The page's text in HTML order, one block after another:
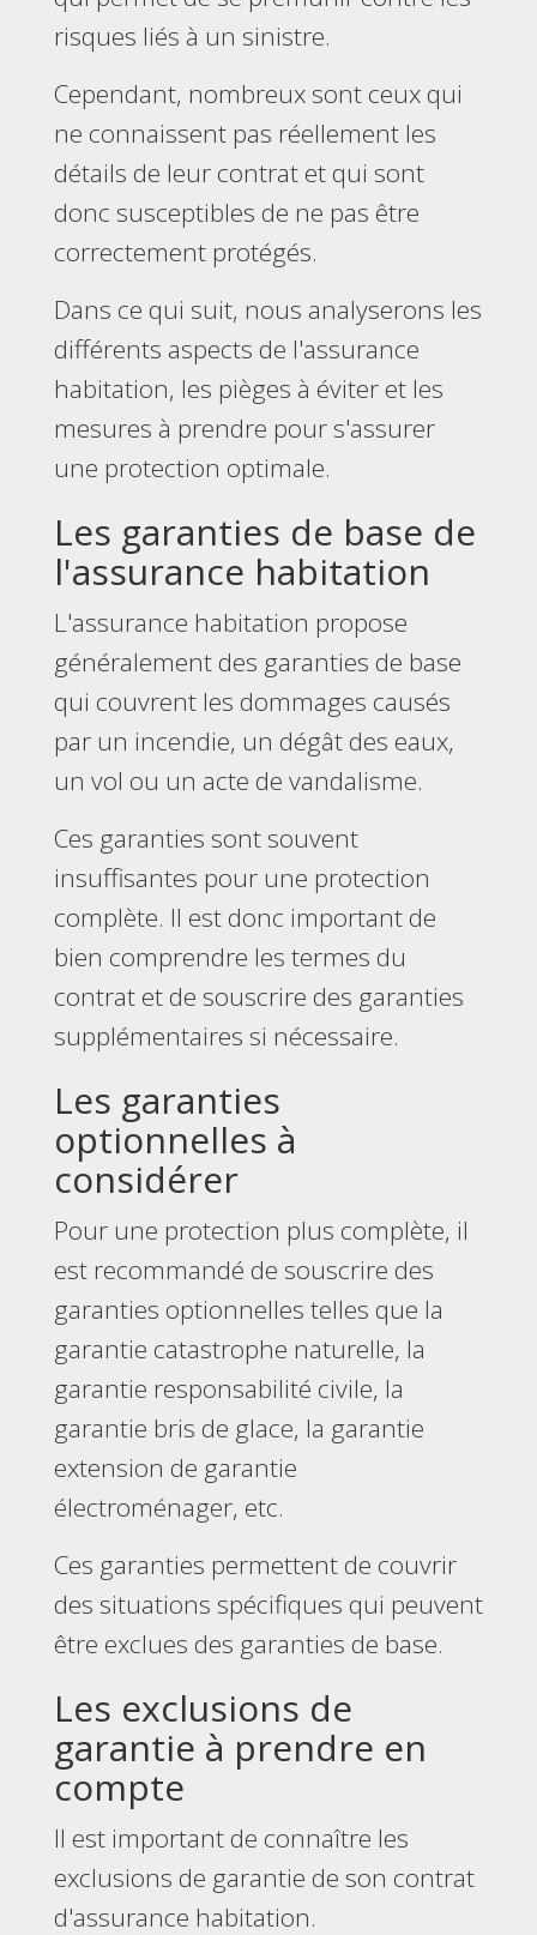
risques liés à un sinistre.
Cependant, nombreux sont ceux qui
ne connaissent pas réellement les
détails de leur contrat et qui sont
donc susceptibles de ne pas être
correctement protégés.
Dans ce qui suit, nous analyserons les
différents aspects de l'assurance
habitation, les pièges à éviter et les
mesures à prendre pour s'assurer
une protection optimale.
Les garanties de base de
l'assurance habitation
L'assurance habitation propose
généralement des garanties de base
qui couvrent les dommages causés
par un incendie, un dégât des eaux,
un vol ou un acte de vandalisme.
Ces garanties sont souvent
insuffisantes pour une protection
complète. Il est donc important de
bien comprendre les termes du
contrat et de souscrire des garanties
supplémentaires si nécessaire.
Les garanties
optionnelles à
considérer
Pour une protection plus complète, il
est recommandé de souscrire des
garanties optionnelles telles que la
garantie catastrophe naturelle, la
garantie responsabilité civile, la
garantie bris de glace, la garantie
extension de garantie
électroménager, etc.
Ces garanties permettent de couvrir
des situations spécifiques qui peuvent
être exclues des garanties de base.
Les exclusions de
garantie à prendre en
compte
Il est important de connaître les
exclusions de garantie de son contrat
d'assurance habitation.